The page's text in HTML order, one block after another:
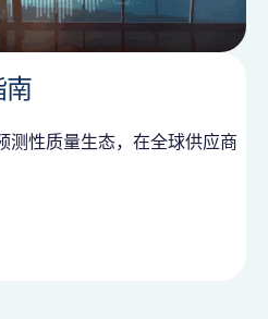
南
测性质量生态，在全球供应商